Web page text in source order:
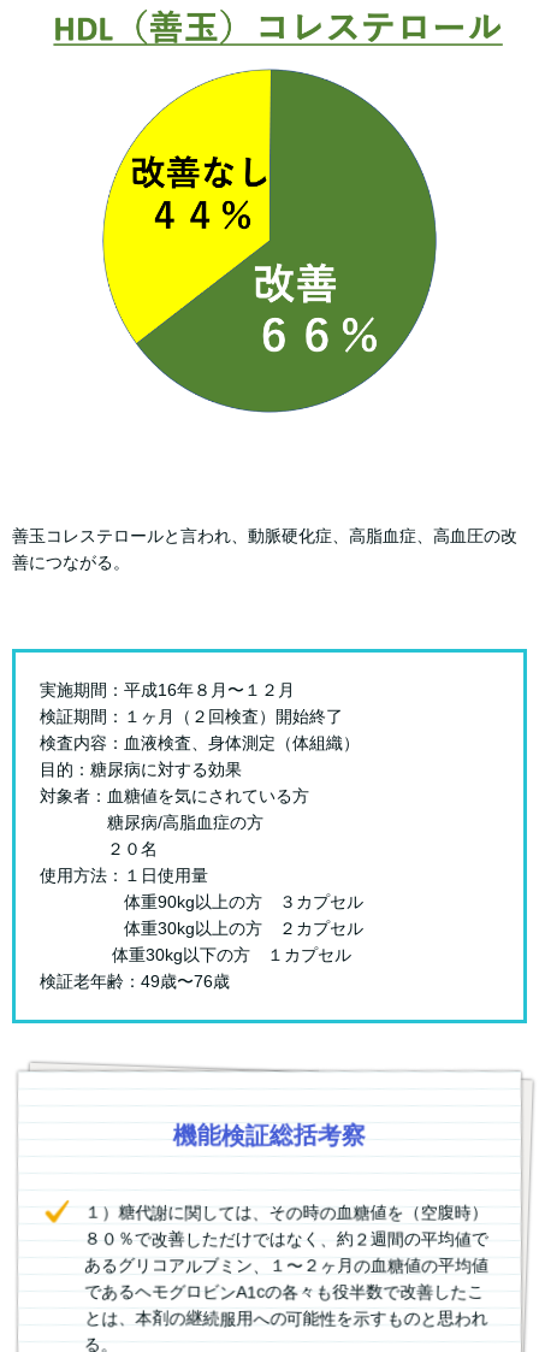
善玉コレステロールと言われ、動脈硬化症、高脂血症、高血圧の改
善につながる。
実施期間：平成16年８月〜１２月
検証期間：１ヶ月（２回検査）開始終了
検査内容：血液検査、身体測定（体組織）
目的：糖尿病に対する効果
対象者：血糖値を気にされている方
糖尿病/高脂血症の方
２０名
使用方法：１日使用量
体重90kg以上の方 ３カプセル
体重30kg以上の方 ２カプセル
体重30kg以下の方 １カプセル
検証老年齢：49歳〜76歳
機能検証総括考察
１）糖代謝に関しては、その時の血糖値を（空腹時）
８０％で改善しただけではなく、約２週間の平均値で
あるグリコアルブミン、１〜２ヶ月の血糖値の平均値
であるヘモグロビンA1cの各々も役半数で改善したこ
とは、本剤の継続服用への可能性を示すものと思われ
る。